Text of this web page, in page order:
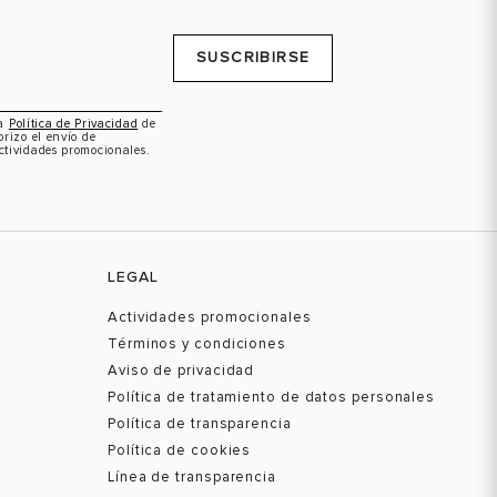
Política de Privacidad de
el envío de
promocionales.
SUSCRIBIRSE
LEGAL
Actividades promocionales
Términos y condiciones
Aviso de privacidad
Política de tratamiento de datos personales
Política de transparencia
Política de cookies
Línea de transparencia